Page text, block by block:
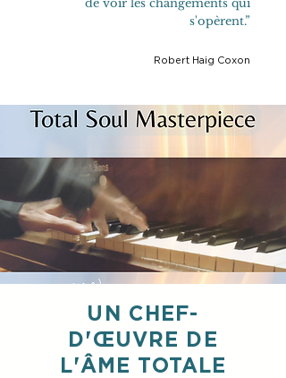
s'opèrent.”
Robert Haig Coxon
UN CHEF-
D'ŒUVRE DE
L'ÂME TOTALE